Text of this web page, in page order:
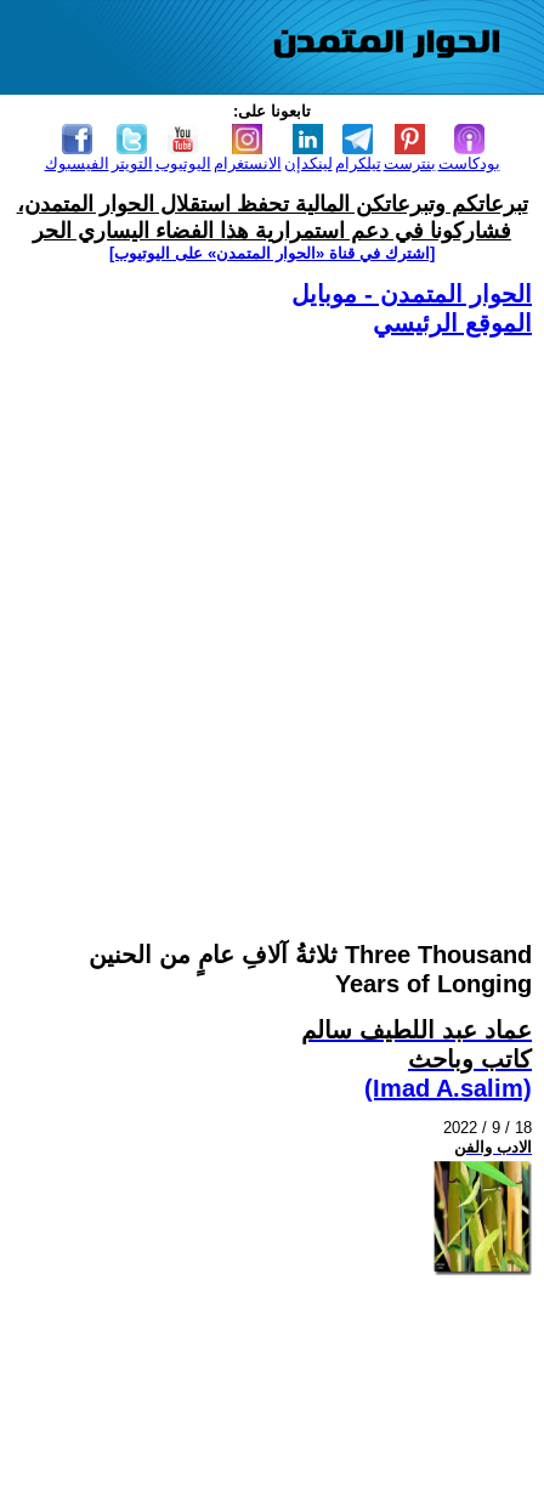
تابعونا على:
الفيسبوك التويتر اليوتيوب الانستغرام لينكدإن تيلكرامبنترست بودكاست
تبرعاتكم وتبرعاتكن المالية تحفظ استقلال الحوار المتمدن،
فشاركونا في دعم استمرارية هذا الفضاء اليساري الحر
[اشترك في قناة ‫«الحوار المتمدن» على اليوتيوب]
الحوار المتمدن - موبايل
الموقع الرئيسي
ثلاثةُ آلافِ عامٍ من الحنين Three Thousand
Years of Longing
عماد عبد اللطيف سالم
كاتب وباحث
(Imad A.salim)
2022 / 9 / 18
الادب والفن